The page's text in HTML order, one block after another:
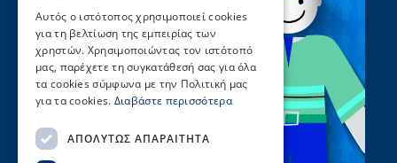
Αυτός ο ιστότοπος χρησιμοποιεί cookies
για τη βελτίωση της εμπειρίας των
χρηστών. Χρησιμοποιώντας τον ιστότοπό
μας, παρέχετε τη συγκατάθεσή σας για όλα
τα cookies σύμφωνα με την Πολιτική μας
για τα cookies. Διαβάστε περισσότερα
ΑΠΟΛΎΤΩΣ ΑΠΑΡΑΊΤΗΤΑ